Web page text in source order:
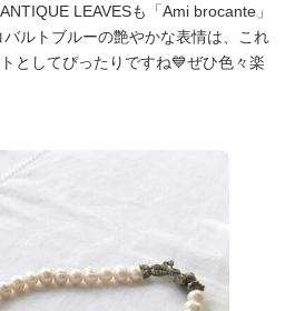
LEAVESも「Ami brocante」
ルトブルーの艶やかな表情は、これ
としてぴったりですね💙ぜひ色々楽